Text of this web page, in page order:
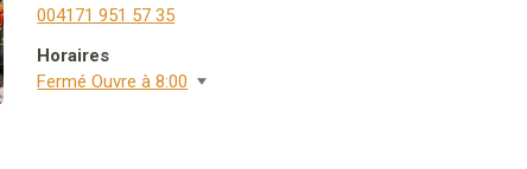
004171 951 57 35
Horaires
Fermé Ouvre à 8:00